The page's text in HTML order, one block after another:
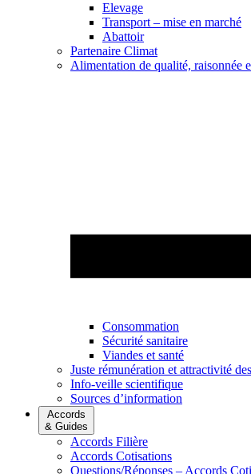
Elevage
Transport – mise en marché
Abattoir
Partenaire Climat
Alimentation de qualité, raisonnée
Consommation
Sécurité sanitaire
Viandes et santé
Juste rémunération et attractivité
Info-veille scientifique
Sources d’information
Accords
& Guides
Accords Filière
Accords Cotisations
Questions/Réponses – Accords